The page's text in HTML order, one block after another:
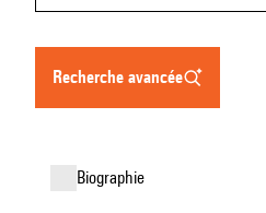
recherche avancée
biographie